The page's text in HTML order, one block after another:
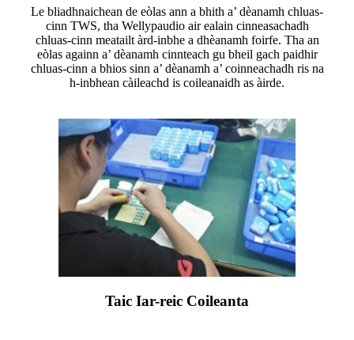
Le bliadhnaichean de eòlas ann a bhith a’ dèanamh chluas-
cinn TWS, tha Wellypaudio air ealain cinneasachadh
chluas-cinn meatailt àrd-inbhe a dhèanamh foirfe. Tha an
eòlas againn a’ dèanamh cinnteach gu bheil gach paidhir
chluas-cinn a bhios sinn a’ dèanamh a’ coinneachadh ris na
h-inbhean càileachd is coileanaidh as àirde.
Taic Iar-reic Coileanta